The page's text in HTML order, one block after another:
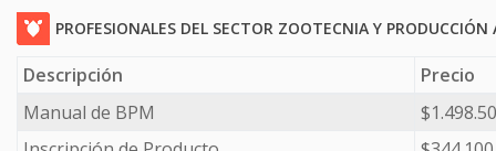
PROFESIONALES DEL SECTOR ZOOTECNIA Y
Descripción
Precio
Manual de BPM